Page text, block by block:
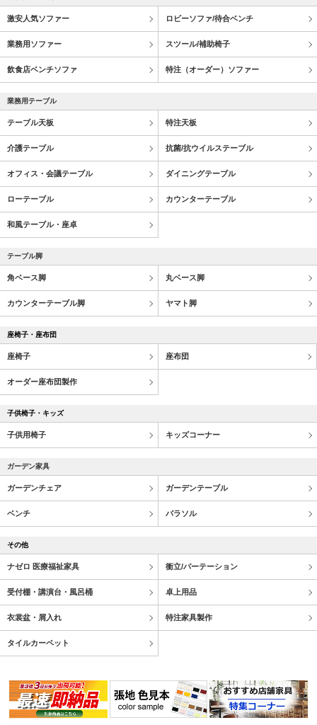
激安人気ソファー ロビーソファ/待合ベンチ
業務用ソファー スツール/補助椅子
飲食店ベンチソファ 特注（オーダー）ソファー
業務用テーブル
テーブル天板 特注天板
介護テーブル 抗菌/抗ウイルステーブル
オフィス・会議テーブル ダイニングテーブル
ローテーブル カウンターテーブル
和風テーブル・座卓
テーブル脚
角ベース脚 丸ベース脚
カウンターテーブル脚 ヤマト脚
座椅子・座布団
座椅子 座布団
オーダー座布団製作
子供椅子・キッズ
子供用椅子 キッズコーナー
ガーデン家具
ガーデンチェア ガーデンテーブル
ベンチ パラソル
その他
ナゼロ 医療福祉家具 衝立/パーテーション
受付棚・講演台・風呂桶 卓上用品
衣裳盆・屑入れ 特注家具製作
タイルカーペット